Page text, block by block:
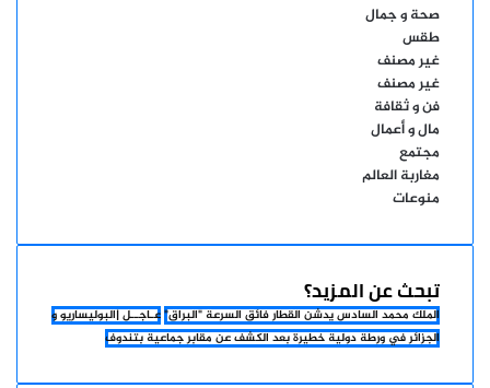
صحة و جمال
طقس
غير مصنف
غير مصنف
فن و ثقافة
مال و أعمال
مجتمع
مغاربة العالم
منوعات
تبحث عن المزيد؟
الملك محمد السادس يدشن القطار فائق السرعة "البراق"عـاجــل |البوليساريو و
الجزائر في ورطة دولية خطيرة بعد الكشف عن مقابر جماعية بتندوف